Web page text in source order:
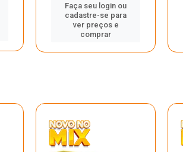
Faça seu login ou
cadastre-se para
ver preços e
comprar